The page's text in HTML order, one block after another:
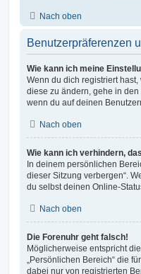
Nach oben
Benutzerpräferenzen
Wie kann ich meine
Wenn du dich registriert
diese zu ändern, gehe in
wenn du auf deinen
Nach oben
Wie kann ich verhindern,
In deinem persönlichen
dieser Sitzung verbergen“.
du selbst deinen Online-
Nach oben
Die Forenuhr geht falsch!
Möglicherweise entspricht
„Persönlichen Bereich“ die
dabei nur von registrierten